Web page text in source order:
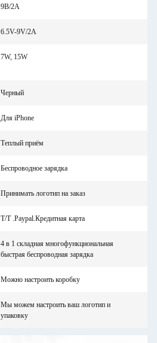
9В/2А
6.5V-9V/2A
7W, 15W
Черный
Для iPhone
Теплый приём
Беспроводное зарядка
Принимать логотип на заказ
T/T .Paypal.Кредитная карта
4 в 1 складная многофункциональная
быстрая беспроводная зарядка
Можно настроить коробку
Мы можем настроить ваш логотип и
упаковку